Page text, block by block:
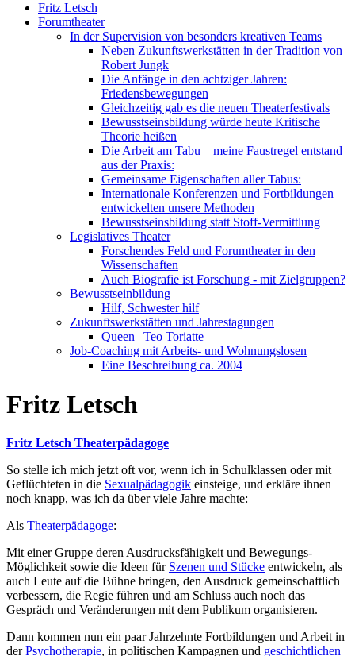
Fritz Letsch
Forumtheater
In der Supervision von besonders kreativen Teams
Neben Zukunftswerkstätten in der Tradition von
Robert Jungk
Die Anfänge in den achtziger Jahren:
Friedensbewegungen
Gleichzeitig gab es die neuen Theaterfestivals
Bewusstseinsbildung würde heute Kritische
Theorie heißen
Die Arbeit am Tabu – meine Faustregel entstand
aus der Praxis:
Gemeinsame Eigenschaften aller Tabus:
Internationale Konferenzen und Fortbildungen
entwickelten unsere Methoden
Bewusstseinsbildung statt Stoff-Vermittlung
Legislatives Theater
Forschendes Feld und Forumtheater in den
Wissenschaften
Auch Biografie ist Forschung - mit Zielgruppen?
Bewusstseinbildung
Hilf, Schwester hilf
Zukunftswerkstätten und Jahrestagungen
Queen | Teo Toriatte
Job-Coaching mit Arbeits- und Wohnungslosen
Eine Beschreibung ca. 2004
Fritz Letsch
Fritz Letsch Theaterpädagoge
So stelle ich mich jetzt oft vor, wenn ich in Schulklassen oder mit
Geflüchteten in die Sexualpädagogik einsteige, und erkläre ihnen
noch knapp, was ich da über viele Jahre machte:
Als Theaterpädagoge:
Mit einer Gruppe deren Ausdrucksfähigkeit und Bewegungs-
Möglichkeit sowie die Ideen für Szenen und Stücke entwickeln, als
auch Leute auf die Bühne bringen, den Ausdruck gemeinschaftlich
verbessern, die Regie führen und am Schluss auch noch das
Gespräch und Veränderungen mit dem Publikum organisieren.
Dann kommen nun ein paar Jahrzehnte Fortbildungen und Arbeit in
derPsychotherapie, in politischen Kampagnen und geschichtlichen